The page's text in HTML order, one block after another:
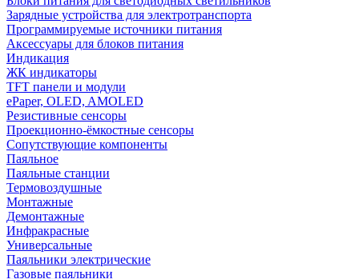
Зарядные устройства для электротранспорта
Программируемые источники питания
Аксессуары для блоков питания
Индикация
ЖК индикаторы
TFT панели и модули
ePaper, OLED, AMOLED
Резистивные сенсоры
Проекционно-ёмкостные сенсоры
Сопутствующие компоненты
Паяльное
Паяльные станции
Термовоздушные
Монтажные
Демонтажные
Инфракрасные
Универсальные
Паяльники электрические
Газовые паяльники